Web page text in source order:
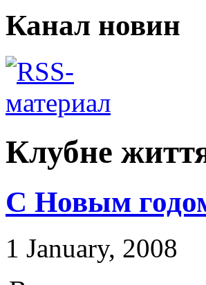
Канал новин
Клубне
С Новым
1 January, 2008